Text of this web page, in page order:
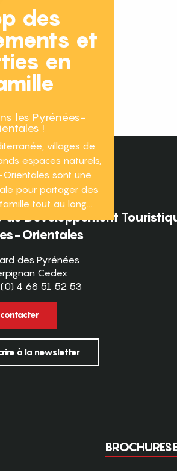
des
et
en
les Pyrénées-
!
villages de
espaces naturels,
sont une
pour partager des
tout au long...
de Développement
Orientales
des Pyrénées
Cedex
(0) 4 68 51 52 53
à la newsletter
BROCHURES